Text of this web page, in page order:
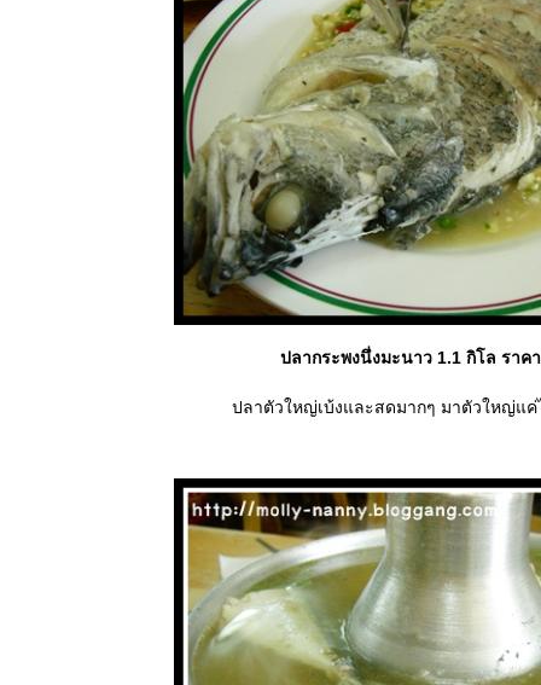
ปลากระพงนึ่งมะนาว 1.1 กิโล ราค
ปลาตัวใหญ่เบ้งและสดมากๆ มาตัวใหญ่แ